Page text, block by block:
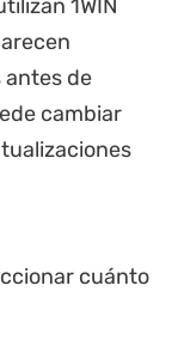
1WIN
antes de
cambiar
cuánto